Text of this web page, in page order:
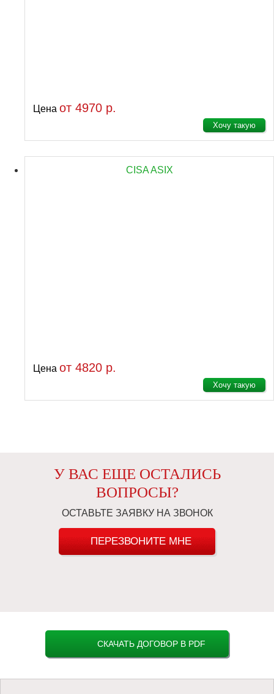
Цена от 4970 р.
Хочу такую
CISA ASIX
Цена от 4820 р.
Хочу такую
У ВАС ЕЩЕ ОСТАЛИСЬ
ВОПРОСЫ?
ОСТАВЬТЕ ЗАЯВКУ НА ЗВОНОК
ПЕРЕЗВОНИТЕ МНЕ
СКАЧАТЬ ДОГОВОР В PDF